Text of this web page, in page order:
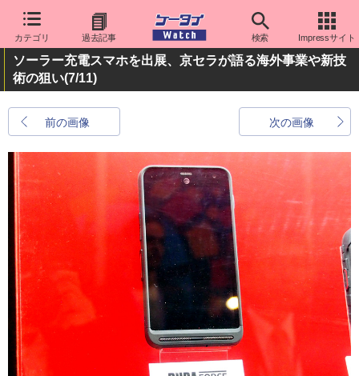
カテゴリ 過去記事 検索 Impressサイト
ソーラー充電スマホを出展、京セラが語る海外事業や新技
術の狙い(7/11)
前の画像 次の画像